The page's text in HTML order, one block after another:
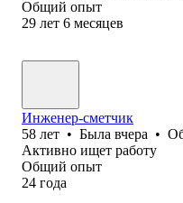
Общий опыт
29 лет 6 месяцев
Инженер-сметчик
58 лет • Была вчера •
Активно ищет работу
Общий опыт
24 года